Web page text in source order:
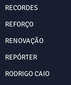
RECORDES
REFORÇO
RENOVAÇÃO
REPÓRTER
RODRIGO CAIO